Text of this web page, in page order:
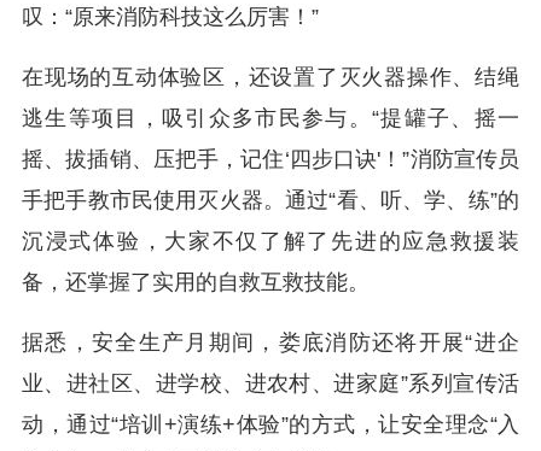
叹：“原来消防科技这么厉害！”
在现场的互动体验区，还设置了灭火器操作、结绳
逃生等项目，吸引众多市民参与。“提罐子、摇一
摇、拔插销、压把手，记住‘四步口诀'！”消防宣传员
手把手教市民使用灭火器。通过“看、听、学、练”的
沉浸式体验，大家不仅了解了先进的应急救援装
备，还掌握了实用的自救互救技能。
据悉，安全生产月期间，娄底消防还将开展“进企
业、进社区、进学校、进农村、进家庭”系列宣传活
动，通过“培训+演练+体验”的方式，让安全理念“入